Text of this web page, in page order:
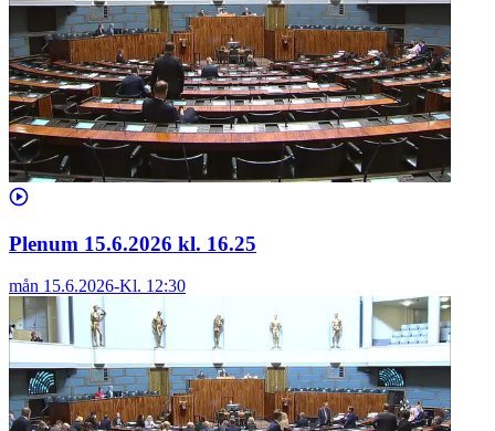
Plenum 15.6.2026 kl. 16.25
mån 15.6.2026-Kl. 12:30